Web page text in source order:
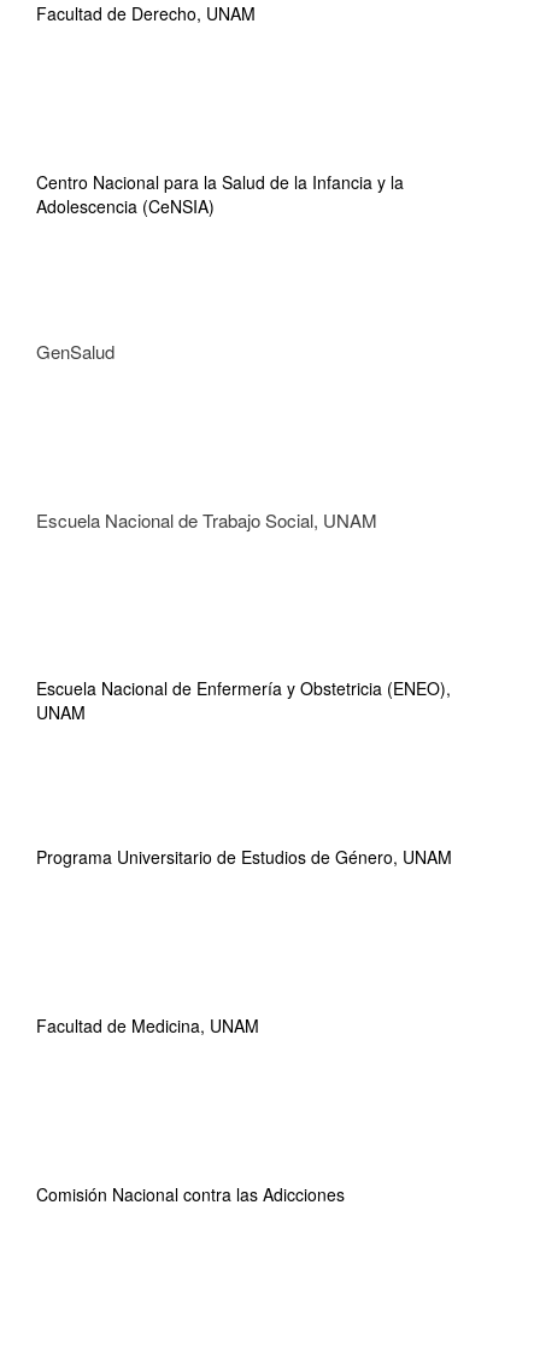
Facultad de Derecho, UNAM
Centro Nacional para la Salud de la Infancia y la
Adolescencia (CeNSIA)
GenSalud
Escuela Nacional de Trabajo Social, UNAM
Escuela Nacional de Enfermería y Obstetricia (ENEO),
UNAM
Programa Universitario de Estudios de Género, UNAM
Facultad de Medicina, UNAM
Comisión Nacional contra las Adicciones